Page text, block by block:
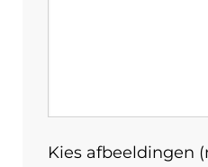
Kies afbeeldingen